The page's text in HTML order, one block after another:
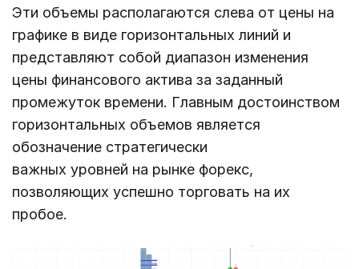
Эти объемы располагаются слева от цены на
графике в виде горизонтальных линий и
представляют собой диапазон изменения
цены финансового актива за заданный
промежуток времени. Главным достоинством
горизонтальных объемов является
обозначение стратегически
важных уровней на рынке форекс,
позволяющих успешно торговать на их
пробое.